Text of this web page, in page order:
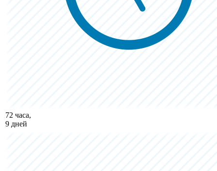
72 часа,
9 дней